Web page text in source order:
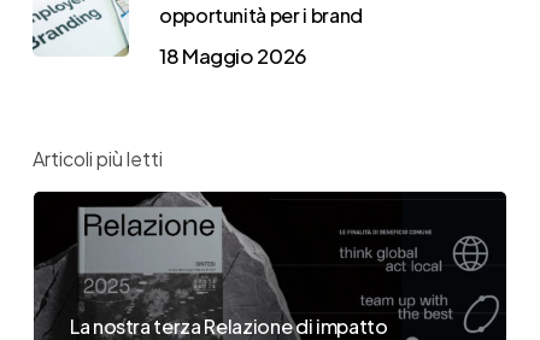
opportunità per i brand
18 Maggio 2026
Articoli più letti
La nostra terza Relazione di impatto